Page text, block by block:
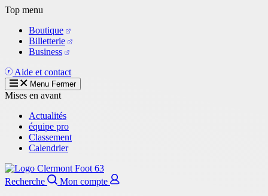
Aller
contenu
principal
Top menu
Boutique
Billetterie
Business
Aide et contact
Menu Fermer
Mises en avant
Actualités
équipe pro
Classement
Calendrier
Recherche
Mon compte